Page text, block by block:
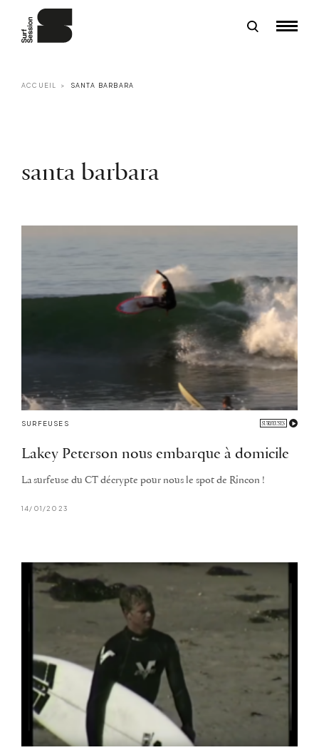
ACCUEIL SANTA BARBARA
santa barbara
SURFEUSES
Lakey Peterson nous embarque à domicile
La surfeuse du CT décrypte pour nous le spot de Rincon !
14/01/2023